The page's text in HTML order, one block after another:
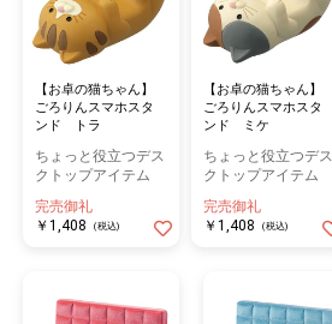
【お卓の猫ちゃん】
ごろりんスマホスタ
ンド トラ
ちょっと役立つデス
クトップアイテム
完売御礼
￥1,408
(税込)
【お卓の猫ちゃん】
ごろりんスマホスタ
ンド ミケ
ちょっと役立つデス
クトップアイテム
完売御礼
￥1,408
(税込)